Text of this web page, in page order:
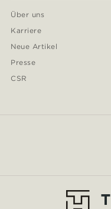
Über uns
Karriere
Neue Artikel
Presse
CSR